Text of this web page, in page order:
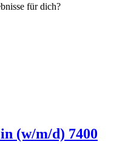
für dich?
(w/m/d) 7400